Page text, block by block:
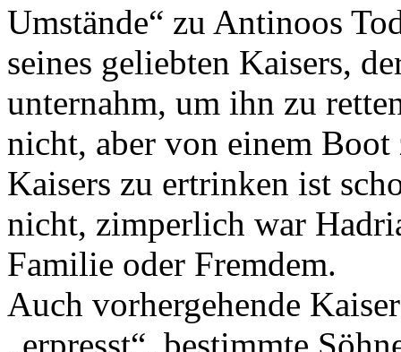
Umstände“ zu Antinoos
seines geliebten Kaisers,
unternahm, um ihn zu
nicht, aber von einem
Kaisers zu ertrinken ist
nicht, zimperlich war
Familie oder Fremdem.
Auch vorhergehende
„erpresst“, bestimmte